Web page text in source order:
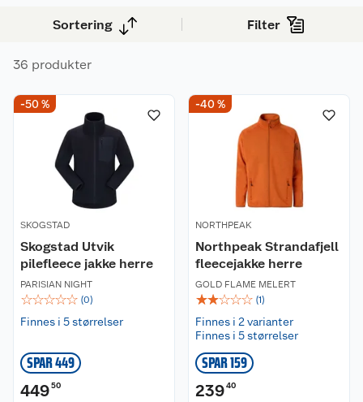
arbeid eller avslapping.
Sortering Filter
36 produkter
-50 %
SKOGSTAD
Skogstad Utvik
pilefleece jakke herre
PARISIAN NIGHT
☆☆☆☆☆ (0)
Finnes i 5 størrelser
SPAR 449
44950
-40 %
NORTHPEAK
Northpeak Strandafjell
fleecejakke herre
GOLD FLAME MELERT
☆☆☆☆☆ (1)
Finnes i 2 varianter
Finnes i 5 størrelser
SPAR 159
23940